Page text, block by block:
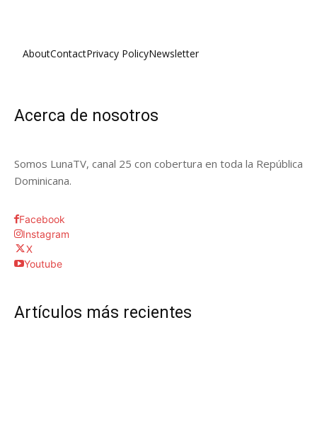
AboutContactPrivacy PolicyNewsletter
Acerca de nosotros
Somos LunaTV, canal 25 con cobertura en toda la República
Dominicana.
Facebook
Instagram
X
Youtube
Artículos más recientes